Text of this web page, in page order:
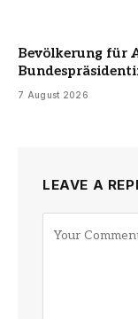
Bevölkerung für
7 August 2026
LEAVE A